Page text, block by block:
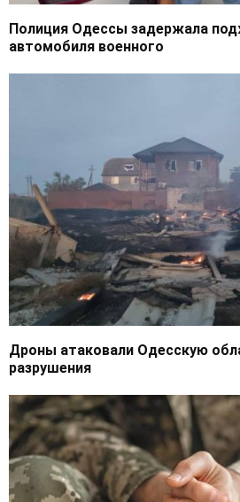
Полиция Одессы задержала
автомобиля военного
Дроны атаковали Одесскую
разрушения